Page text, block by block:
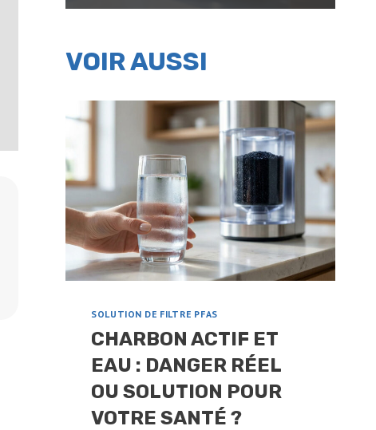
VOIR AUSSI
SOLUTION DE FILTRE PFAS
CHARBON ACTIF ET
EAU : DANGER RÉEL
OU SOLUTION POUR
VOTRE SANTÉ ?